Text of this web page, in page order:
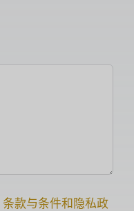
条款与条件和隐私政